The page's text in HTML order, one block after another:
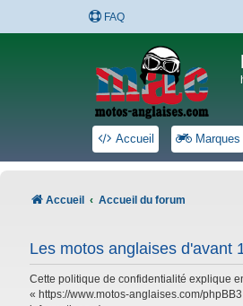
FAQ
Accueil Marques
Accueil Accueil du forum
Les motos anglaises d'avant
Cette politique de confidentialité explique
« https://www.motos-anglaises.com/